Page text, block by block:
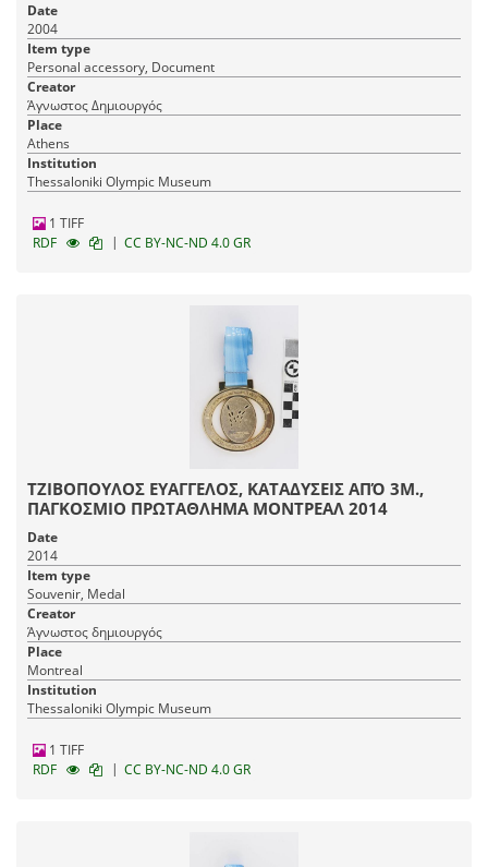
Date
2004
Item type
Personal accessory, Document
Creator
Άγνωστος Δημιουργός
Place
Athens
Institution
Thessaloniki Olympic Museum
1 TIFF
RDF
| CC BY-NC-ND 4.0 GR
ΤΖΙΒΟΠΟΥΛΟΣ ΕΥΑΓΓΕΛΟΣ, ΚΑΤΑΔΥΣΕΙΣ ΑΠΌ 3Μ.,
ΠΑΓΚΟΣΜΙΟ ΠΡΩΤΑΘΛΗΜΑ ΜΟΝΤΡΕΑΛ 2014
Date
2014
Item type
Souvenir, Medal
Creator
Άγνωστος δημιουργός
Place
Montreal
Institution
Thessaloniki Olympic Museum
1 TIFF
RDF
| CC BY-NC-ND 4.0 GR